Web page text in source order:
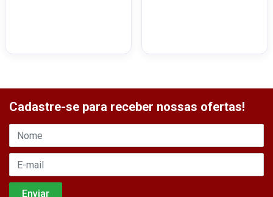
Cadastre-se para receber nossas ofertas!